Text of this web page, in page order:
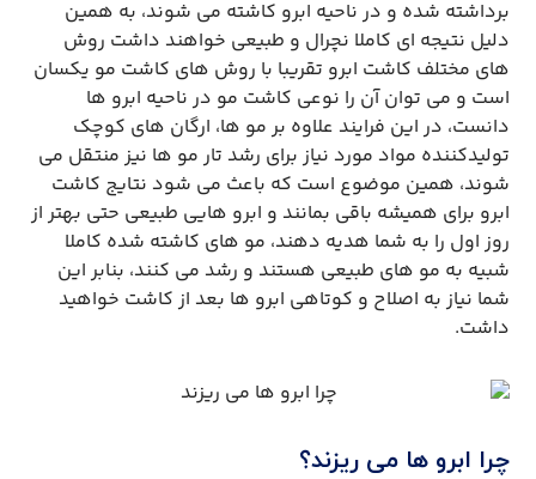
برداشته شده و در ناحیه ابرو کاشته می شوند، به همین
دلیل نتیجه ‌ای کاملا نچرال و طبیعی خواهند داشت روش
‌های مختلف کاشت ابرو تقریبا با روش‌ های کاشت مو یکسان
است و می‌ توان آن را نوعی کاشت مو در ناحیه ابرو ها
دانست، در این فرایند علاوه بر مو ها، ارگان‌ های کوچک
تولیدکننده مواد مورد نیاز برای رشد تار مو ها نیز منتقل می‌
شوند، همین موضوع است که باعث می ‌شود نتایج کاشت
ابرو برای همیشه باقی بمانند و ابرو هایی طبیعی حتی بهتر از
روز اول را به شما هدیه دهند، مو های کاشته شده کاملا
شبیه به مو های طبیعی هستند و رشد می‌ کنند، بنابر این
شما نیاز به اصلاح و کوتاهی ابرو ها بعد از کاشت خواهید
داشت.
چرا ابرو ها می‌ ریزند؟